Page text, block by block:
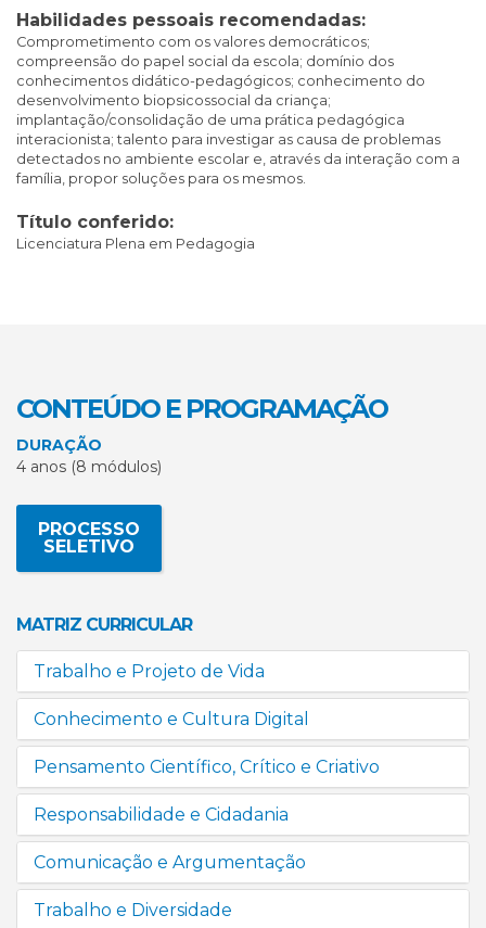
Habilidades pessoais recomendadas:
Comprometimento com os valores democráticos;
compreensão do papel social da escola; domínio dos
conhecimentos didático-pedagógicos; conhecimento do
desenvolvimento biopsicossocial da criança;
implantação/consolidação de uma prática pedagógica
interacionista; talento para investigar as causa de problemas
detectados no ambiente escolar e, através da interação com a
família, propor soluções para os mesmos.
Título conferido:
Licenciatura Plena em Pedagogia
CONTEÚDO E PROGRAMAÇÃO
DURAÇÃO
4 anos (8 módulos)
PROCESSO
SELETIVO
MATRIZ CURRICULAR
Trabalho e Projeto de Vida
Conhecimento e Cultura Digital
Pensamento Científico, Crítico e Criativo
Responsabilidade e Cidadania
Comunicação e Argumentação
Trabalho e Diversidade